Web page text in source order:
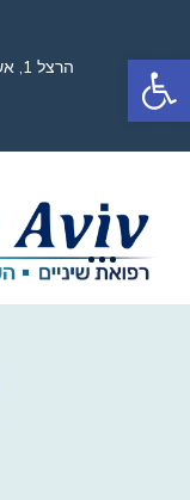
הרצל 1, אשדוד בנין יוניטרייד קומה 1 משרד 404א
פתח סרגל נגישות